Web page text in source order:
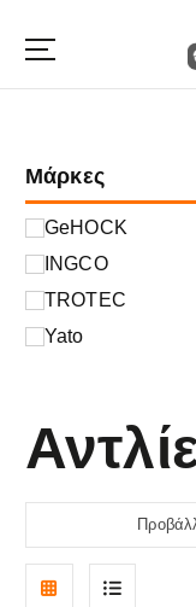
p
Μάρκες
GeHOCK
INGCO
TROTEC
Yato